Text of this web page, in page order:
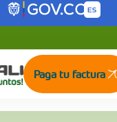
principalDocumental
Paga tu factura